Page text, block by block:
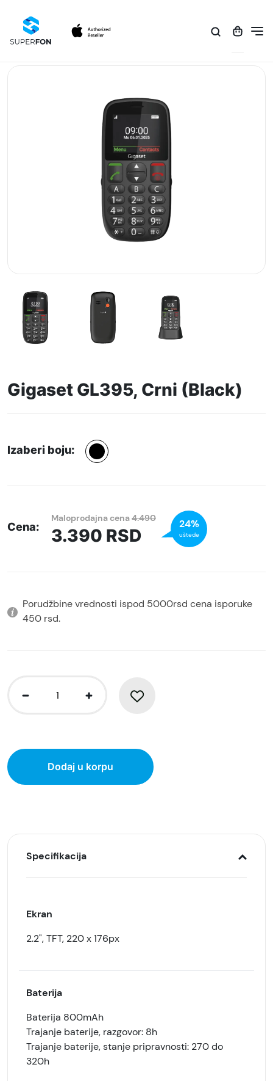
Gigaset GL395, Crni (Black)
Izaberi boju:
Cena:
Maloprodajna cena4.490
3.390 RSD
24%
uštede
Porudžbine vrednosti ispod 5000rsd cena isporuke
450 rsd.
Dodaj u korpu
Specifikacija
Ekran
2.2", TFT, 220 x 176px
Baterija
Baterija 800mAh
Trajanje baterije, razgovor: 8h
Trajanje baterije, stanje pripravnosti: 270 do
320h